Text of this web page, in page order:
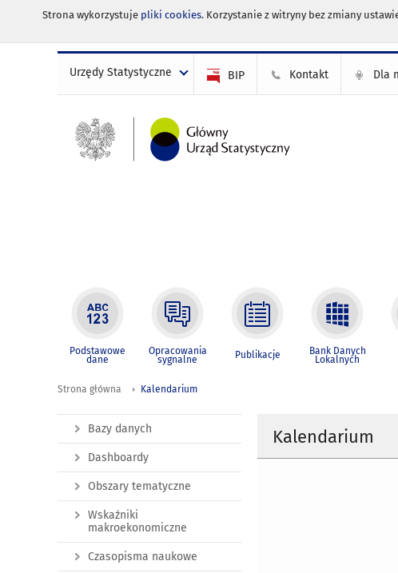
Strona wykorzystuje pliki cookies. Korzystanie z witryny bez zmiany
Urzędy Statystyczne BIP Kontakt Dla
Podstawowe
dane
Opracowania
sygnalne Publikacje Bank Danych
Lokalnych
Strona główna Kalendarium
Kalendarium
Bazy danych
Dashboardy
Obszary tematyczne
Wskaźniki
makroekonomiczne
Czasopisma naukowe